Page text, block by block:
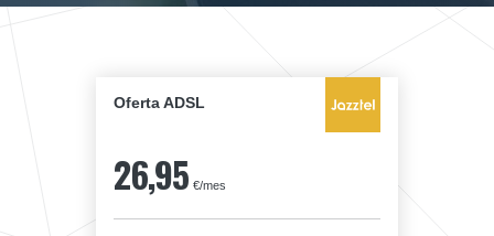
Oferta ADSL
26,95 €/mes